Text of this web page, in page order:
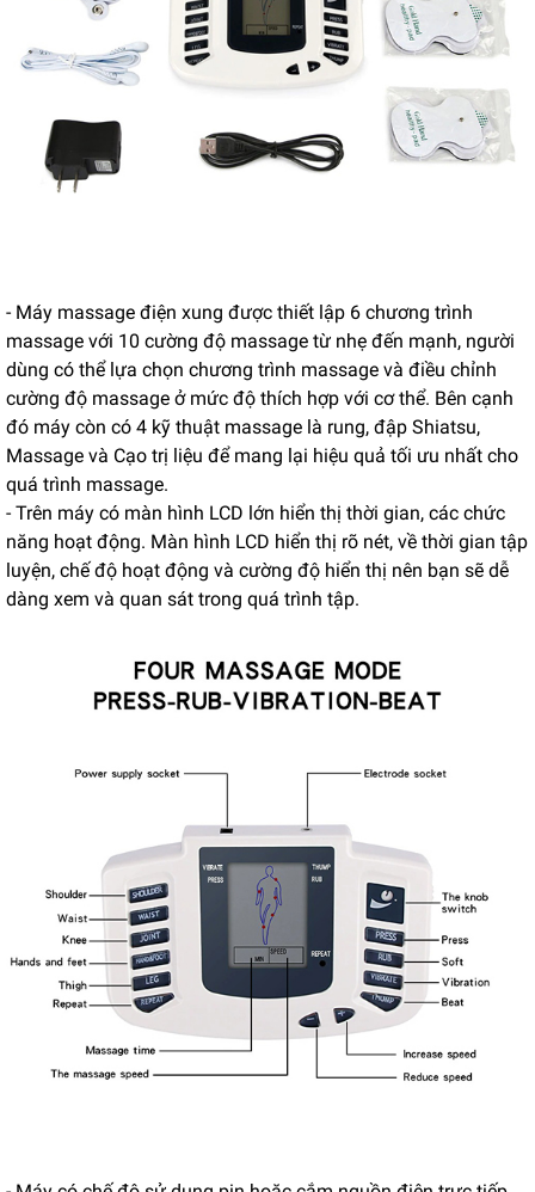
- Máy massage điện xung được thiết lập 6 chương trình
massage với 10 cường độ massage từ nhẹ đến mạnh, người
dùng có thể lựa chọn chương trình massage và điều chỉnh
cường độ massage ở mức độ thích hợp với cơ thể. Bên cạnh
đó máy còn có 4 kỹ thuật massage là rung, đập Shiatsu,
Massage và Cạo trị liệu để mang lại hiệu quả tối ưu nhất cho
quá trình massage.
- Trên máy có màn hình LCD lớn hiển thị thời gian, các chức
năng hoạt động. Màn hình LCD hiển thị rõ nét, về thời gian tập
luyện, chế độ hoạt động và cường độ hiển thị nên bạn sẽ dễ
dàng xem và quan sát trong quá trình tập.